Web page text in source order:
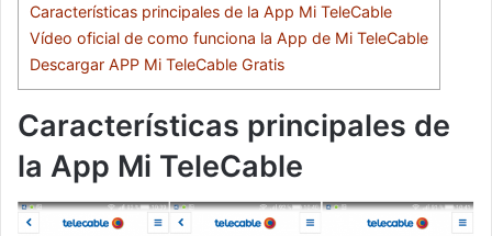
Características principales de la App Mi TeleCable
Vídeo oficial de como funciona la App de Mi TeleCable
Descargar APP Mi TeleCable Gratis
Características principales de
la App Mi TeleCable